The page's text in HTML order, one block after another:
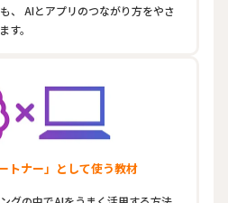
、 AIとアプリのつながり方をやさ
す。
トナー」として使う教材